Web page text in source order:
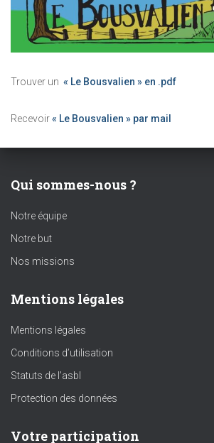
Trouver un « Le Bousvalien » en .pdf
Recevoir« Le Bousvalien » par mail
Qui sommes-nous ?
Notre équipe
Notre but
Nos missions
Mentions légales
Mentions légales
Conditions d’utilisation
Statuts de l’asbl
Protection des données
Votre participation